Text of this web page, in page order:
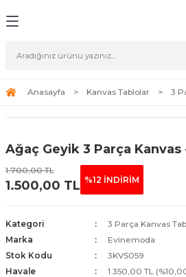
Tablolar
Tablolar
Tablolar
Sanat
Anasayfa Kanvas Tablolar 3
Ağaç Geyik 3 Parça Kanvas
1.700,00 TL
1.500,00 TL %12 İNDİRİM
Kategori
3 Parça Kanvas
Marka
Evinemoda
Stok Kodu
3KVS059
Havale
1.350,00 TL